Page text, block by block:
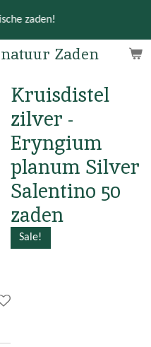
Zaden
zaden!
Kruisdistel
zilver -
Eryngium
planum Silver
Salentino 50
zaden
Sale!